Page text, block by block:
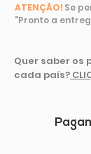
ATENÇÃO! Se
"Pronto a
Quer saber os
cada país?